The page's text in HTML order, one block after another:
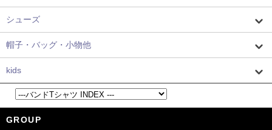
シューズ
帽子・バッグ・小物他
kids
GROUP